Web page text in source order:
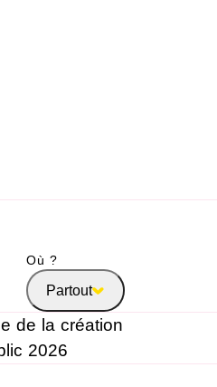
Où ?
Partout
de la création
2026